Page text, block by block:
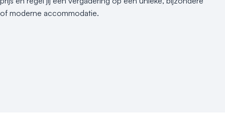
of moderne accommodatie.